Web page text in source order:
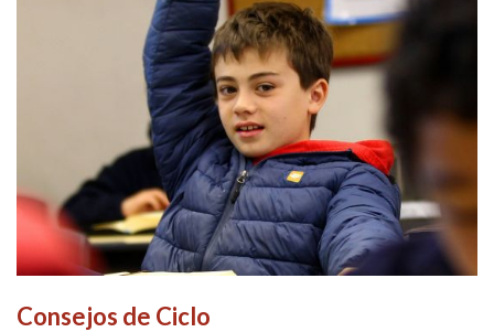
Consejos de Ciclo